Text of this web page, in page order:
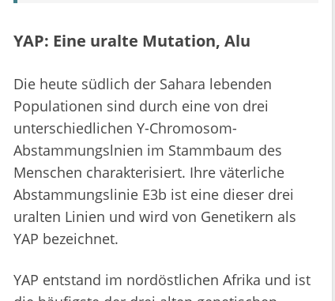
YAP: Eine uralte Mutation, Alu
Die heute südlich der Sahara lebenden
Populationen sind durch eine von drei
unterschiedlichen Y-Chromosom-
Abstammungslnien im Stammbaum des
Menschen charakterisiert. Ihre väterliche
Abstammungslinie E3b ist eine dieser drei
uralten Linien und wird von Genetikern als
YAP bezeichnet.
YAP entstand im nordöstlichen Afrika und ist